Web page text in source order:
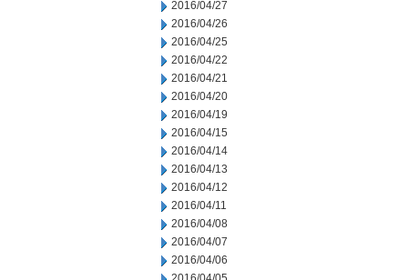
2016/04/27
2016/04/26
2016/04/25
2016/04/22
2016/04/21
2016/04/20
2016/04/19
2016/04/15
2016/04/14
2016/04/13
2016/04/12
2016/04/11
2016/04/08
2016/04/07
2016/04/06